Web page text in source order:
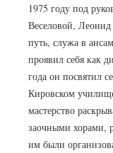
1975 году под
Веселовой, Леонид
путь, служа в
проявил себя как
года он посвятил
Кировском
мастерство
заочными хорами,
им были